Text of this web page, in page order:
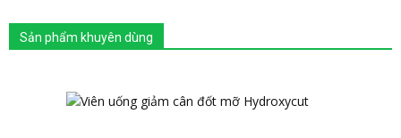
Sản phẩm khuyên dùng